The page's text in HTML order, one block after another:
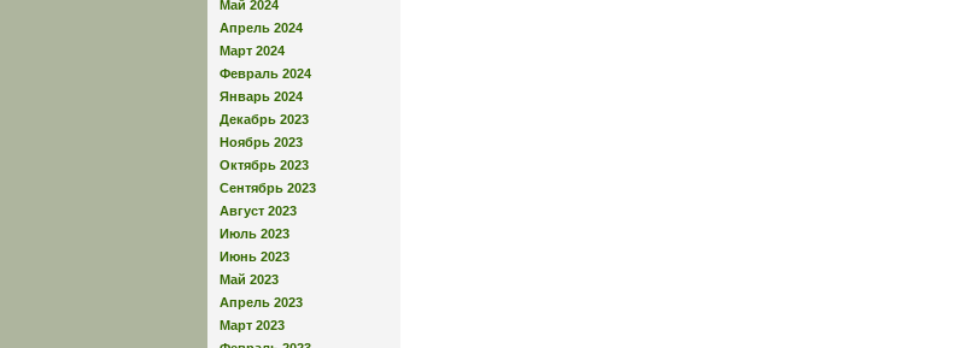
Май 2024
Апрель 2024
Март 2024
Февраль 2024
Январь 2024
Декабрь 2023
Ноябрь 2023
Октябрь 2023
Сентябрь 2023
Август 2023
Июль 2023
Июнь 2023
Май 2023
Апрель 2023
Март 2023